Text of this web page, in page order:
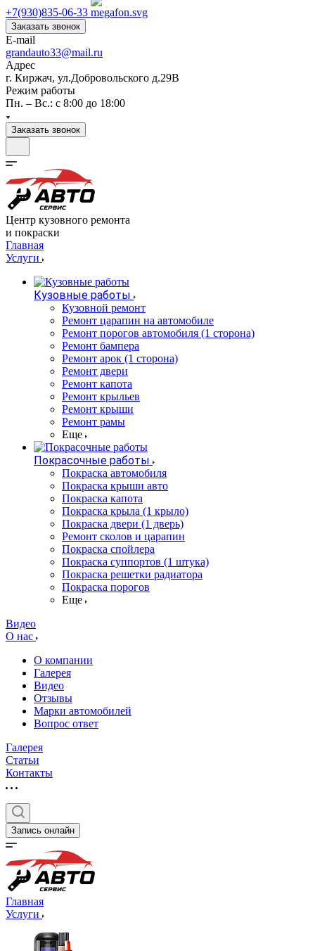
+7(930)835-06-33
Заказать звонок
E-mail
grandauto33@mail.ru
Адрес
г. Киржач, ул.Добровольского д.29В
Режим работы
Пн. – Вс.: с 8:00 до 18:00
Заказать звонок
Центр кузовного ремонта
и покраски
Главная
Услуги
Кузовные работы
Кузовной ремонт
Ремонт царапин на автомобиле
Ремонт порогов автомобиля (1 сторона)
Ремонт бампера
Ремонт арок (1 сторона)
Ремонт двери
Ремонт капота
Ремонт крыльев
Ремонт крыши
Ремонт рамы
Еще
Покрасочные работы
Покраска автомобиля
Покраска крыши авто
Покраска капота
Покраска крыла (1 крыло)
Покраска двери (1 дверь)
Ремонт сколов и царапин
Покраска спойлера
Покраска суппортов (1 штука)
Покраска решетки радиатора
Покраска порогов
Еще
Видео
О нас
О компании
Галерея
Видео
Отзывы
Марки автомобилей
Вопрос ответ
Галерея
Статьи
Контакты
Запись онлайн
Главная
Услуги